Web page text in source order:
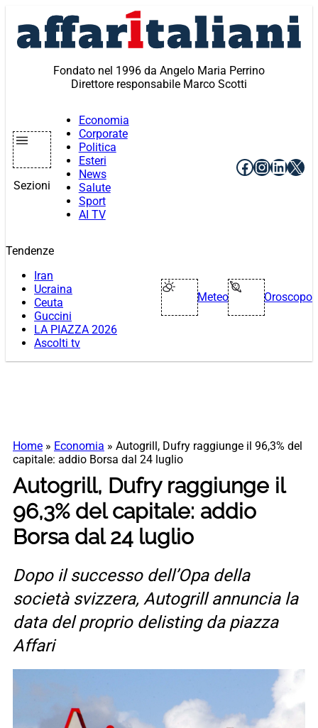
contenuto
Fondato nel 1996 da Angelo Maria Perrino
Direttore responsabile Marco Scotti
Sezioni
Economia
Corporate
Politica
Esteri
News
Salute
Sport
AI TV
Facebook
X
Tendenze
Iran
Ucraina
Ceuta
Guccini
LA PIAZZA 2026
Ascolti tv
Meteo Oroscopo
Home » Economia » Autogrill, Dufry raggiunge il 96,3% del
capitale: addio Borsa dal 24 luglio
Autogrill, Dufry raggiunge il
96,3% del capitale: addio
Borsa dal 24 luglio
Dopo il successo dell’Opa della
società svizzera, Autogrill annuncia la
data del proprio delisting da piazza
Affari